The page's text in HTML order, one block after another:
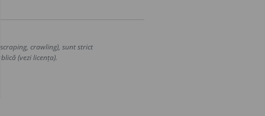
crawling), sunt strict
(vezi licența).